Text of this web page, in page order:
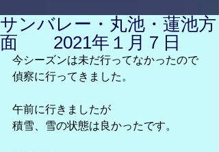
サンバレー・丸池・蓮池方
面 2021年１月７日
今シーズンは未だ行ってなかったので
偵察に行ってきました。
午前に行きましたが
積雪、雪の状態は良かったです。